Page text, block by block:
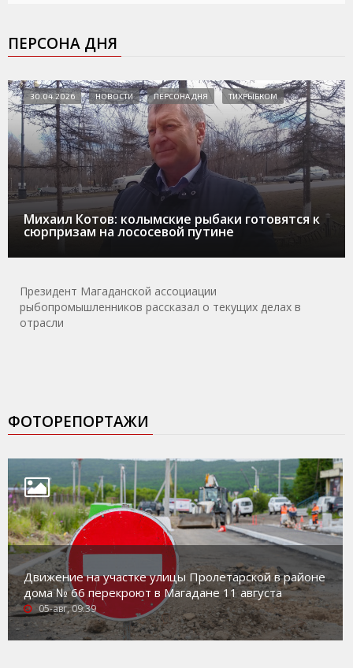
ПЕРСОНА ДНЯ
Михаил Котов: колымские рыбаки готовятся к
сюрпризам на лососевой путине
30.04.2026 НОВОСТИ ПЕРСОНА ДНЯ ТИХРЫБКОМ
Президент Магаданской ассоциации
рыбопромышленников рассказал о текущих делах в
отрасли
ФОТОРЕПОРТАЖИ
Движение на участке улицы Пролетарской в районе
дома № 66 перекроют в Магадане 11 августа
05-авг, 09:39